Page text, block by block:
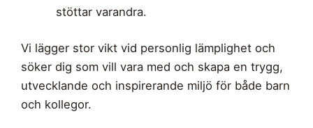
stöttar varandra.
Vi lägger stor vikt vid personlig lämplighet och
söker dig som vill vara med och skapa en trygg,
utvecklande och inspirerande miljö för både barn
och kollegor.